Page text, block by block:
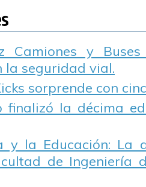
Camiones y
la seguridad vial.
sorprende con
finalizó la décima
y la Educación: La
de Ingeniería